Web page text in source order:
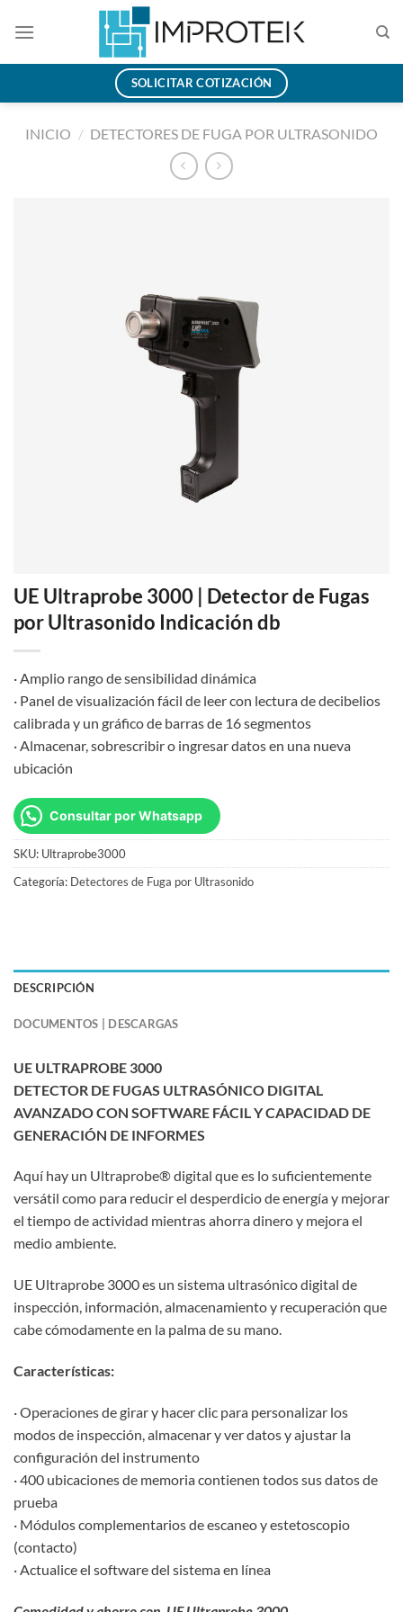
SOLICITAR COTIZACIÓN
INICIO / DETECTORES DE FUGA POR ULTRASONIDO
UE Ultraprobe 3000 | Detector de Fugas
por Ultrasonido Indicación db
· Amplio rango de sensibilidad dinámica
· Panel de visualización fácil de leer con lectura de decibelios
calibrada y un gráfico de barras de 16 segmentos
· Almacenar, sobrescribir o ingresar datos en una nueva
ubicación
Consultar por Whatsapp
SKU: Ultraprobe3000
Categoría: Detectores de Fuga por Ultrasonido
DESCRIPCIÓN
DOCUMENTOS | DESCARGAS
UE ULTRAPROBE 3000
DETECTOR DE FUGAS ULTRASÓNICO DIGITAL
AVANZADO CON SOFTWARE FÁCIL Y CAPACIDAD DE
GENERACIÓN DE INFORMES
Aquí hay un Ultraprobe® digital que es lo suficientemente
versátil como para reducir el desperdicio de energía y mejorar
el tiempo de actividad mientras ahorra dinero y mejora el
medio ambiente.
UE Ultraprobe 3000 es un sistema ultrasónico digital de
inspección, información, almacenamiento y recuperación que
cabe cómodamente en la palma de su mano.
Características:
· Operaciones de girar y hacer clic para personalizar los
modos de inspección, almacenar y ver datos y ajustar la
configuración del instrumento
· 400 ubicaciones de memoria contienen todos sus datos de
prueba
· Módulos complementarios de escaneo y estetoscopio
(contacto)
· Actualice el software del sistema en línea